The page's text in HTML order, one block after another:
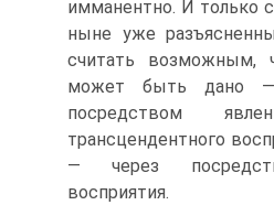
имманентно. И только
ныне уже
считать
может быть дано
посредством
трансцендентного
— через
восприятия.